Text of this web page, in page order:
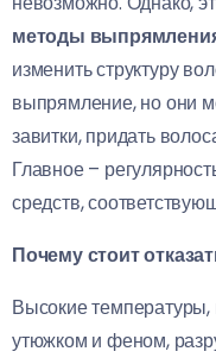
методы
изменить структуру
выпрямление, но они
завитки, придать
Главное –
средств,
Почему стоит
Высокие
утюжком и феном,